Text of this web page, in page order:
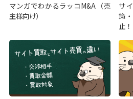
マンガでわかるラッコM&A（売
主様向け）
サ
策
止！